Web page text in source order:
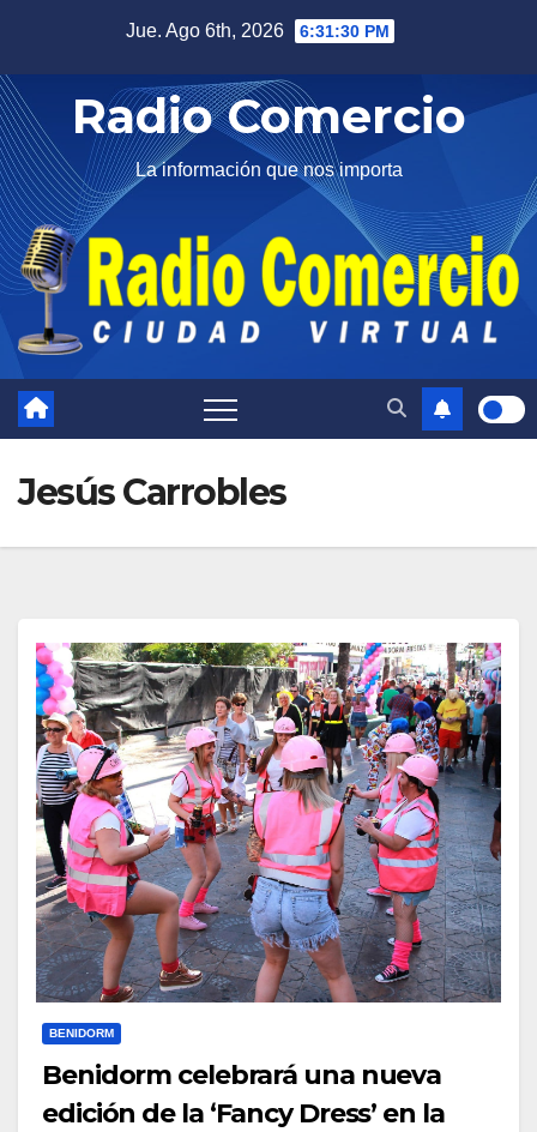
contenido
Jue. Ago 6th, 2026 6:31:31 PM
Radio Comercio
La información que nos importa
Jesús Carrobles
BENIDORM
Benidorm celebrará una nueva
edición de la ‘Fancy Dress’ en la